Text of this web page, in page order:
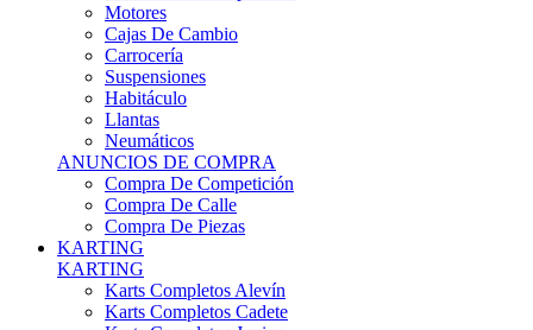
Cajas De Cambio
Carrocería
Suspensiones
Habitáculo
Llantas
Neumáticos
ANUNCIOS DE COMPRA
Compra De Competición
Compra De Calle
Compra De Piezas
KARTING
KARTING
Karts Completos Alevín
Karts Completos Cadete
Karts Completos Junior
Karts Completos Senior